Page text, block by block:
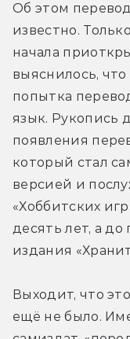
Об этом
известно.
начала
выяснилось,
попытка
язык. Рукопись
появления
который стал
версией и
«Хоббитских
десять лет, а до
издания
Выходит, что
ещё не было.